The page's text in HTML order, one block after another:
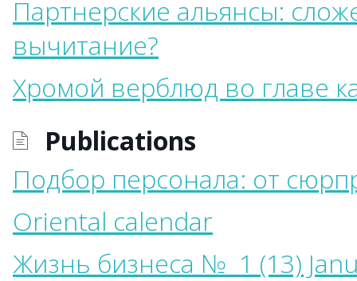
Партнерские альянсы:
вычитание?
Хромой верблюд во главе
Publications
Подбор персонала: от
Oriental calendar
Жизнь бизнеса № 1 (13)